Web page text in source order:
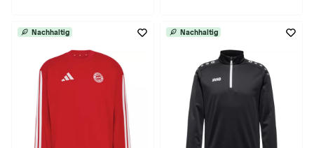
Nachhaltig Nachhaltig